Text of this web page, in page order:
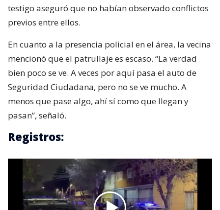
testigo aseguró que no habían observado conflictos
previos entre ellos.
En cuanto a la presencia policial en el área, la vecina
mencionó que el patrullaje es escaso. “La verdad
bien poco se ve. A veces por aquí pasa el auto de
Seguridad Ciudadana, pero no se ve mucho. A
menos que pase algo, ahí sí como que llegan y
pasan”, señaló.
Registros: